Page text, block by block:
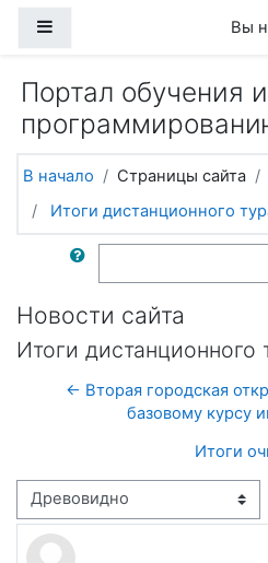
Вы
Портал обучения
В начало Страницы сайта
Итоги дистанционного
Поиск по форумам
Новости сайта
Итоги дистанционного
← Вторая городская
базовому курсу
Итоги
Режим отображения